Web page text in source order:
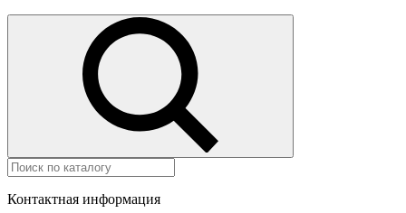
Контактная информация